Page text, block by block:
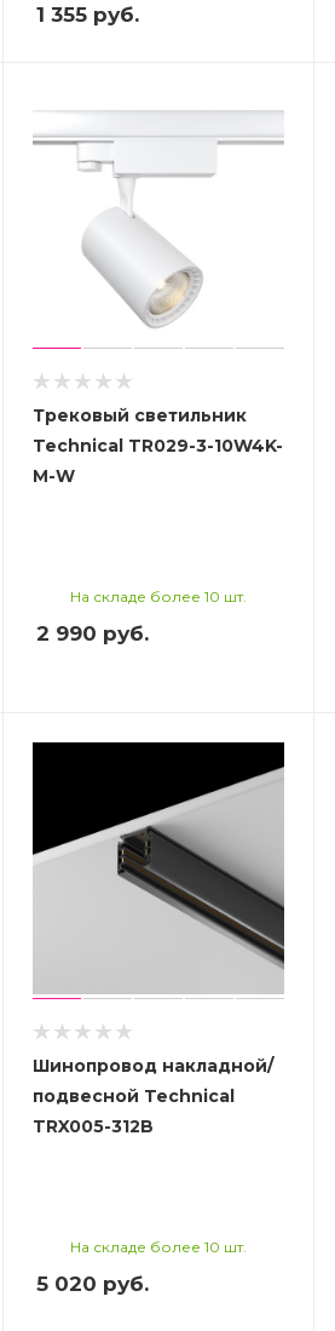
1 355 руб.
Трековый светильник
Technical TR029-3-10W4K-
M-W
На складе более 10 шт.
2 990 руб.
Шинопровод накладной/
подвесной Technical
TRX005-312B
На складе более 10 шт.
5 020 руб.